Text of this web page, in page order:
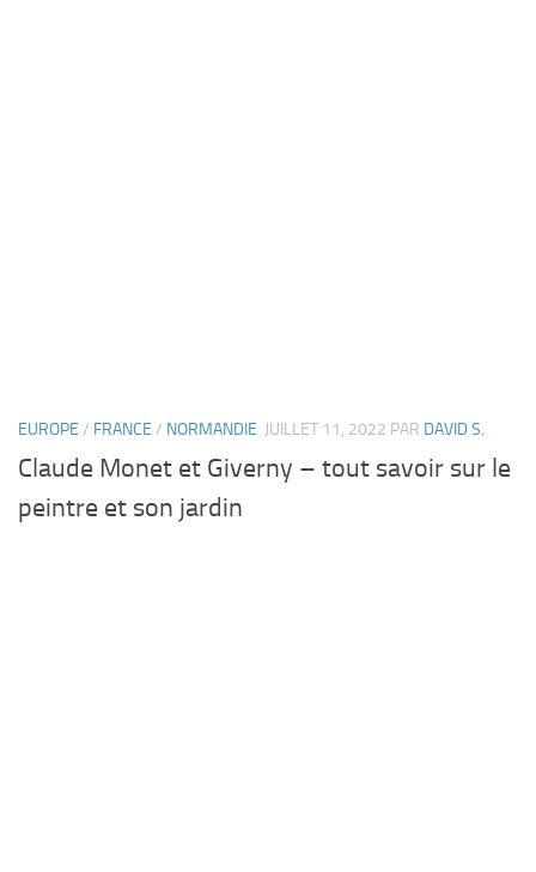
EUROPE / FRANCE / NORMANDIE JUILLET 11, 2022 PAR DAVID S.
Claude Monet et Giverny – tout savoir sur le
peintre et son jardin